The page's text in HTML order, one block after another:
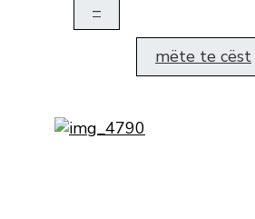
–
mëte te cëst